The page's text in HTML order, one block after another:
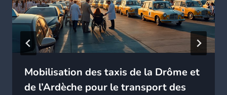
Mobilisation des taxis de la Drôme et
de l’Ardèche pour le transport des